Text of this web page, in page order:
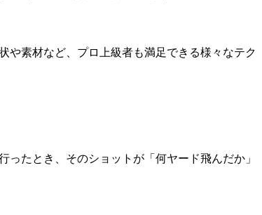
や素材など、プロ上級者も満足できる様々なテク
たとき、そのショットが「何ヤード飛んだか」